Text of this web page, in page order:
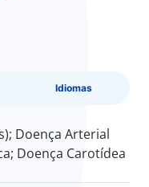
Idiomas
Doença Arterial
Doença Carotídea